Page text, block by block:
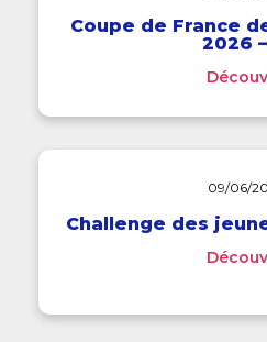
Coupe de France
2026 –
09/06/
Challenge des